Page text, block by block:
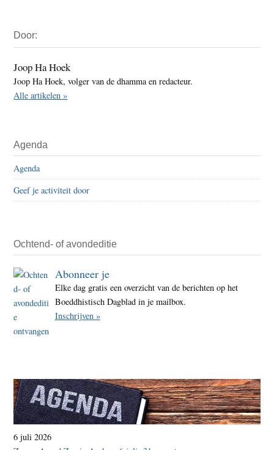
Sidebar
Door:
Joop Ha Hoek
Joop Ha Hoek, volger van de dhamma en redacteur.
Alle artikelen »
Agenda
Agenda
Geef je activiteit door
Ochtend- of avondeditie
Abonneer je
Elke dag gratis een overzicht van de berichten op het
Boeddhistisch Dagblad in je mailbox.
Inschrijven »
6 juli 2026